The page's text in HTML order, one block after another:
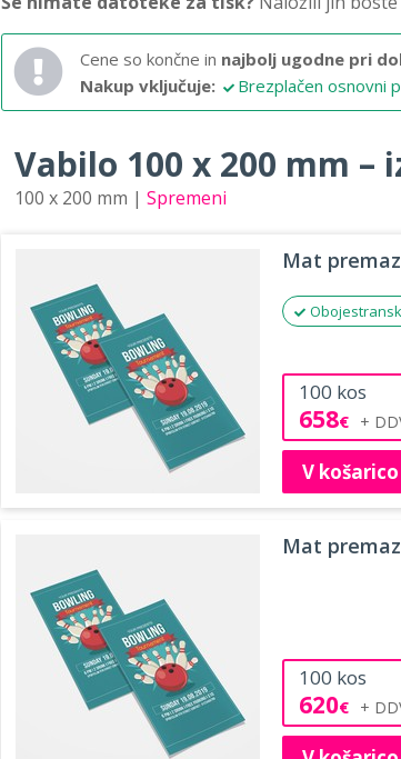
Cene so končne in najbolj ugodne pri
Nakup vključuje:
Brezplačen osnovni
Vabilo 100 x 200 mm
100 x 200 mm | Spremeni
Mat
100 kos
658€
V košarico
Mat
100 kos
620€